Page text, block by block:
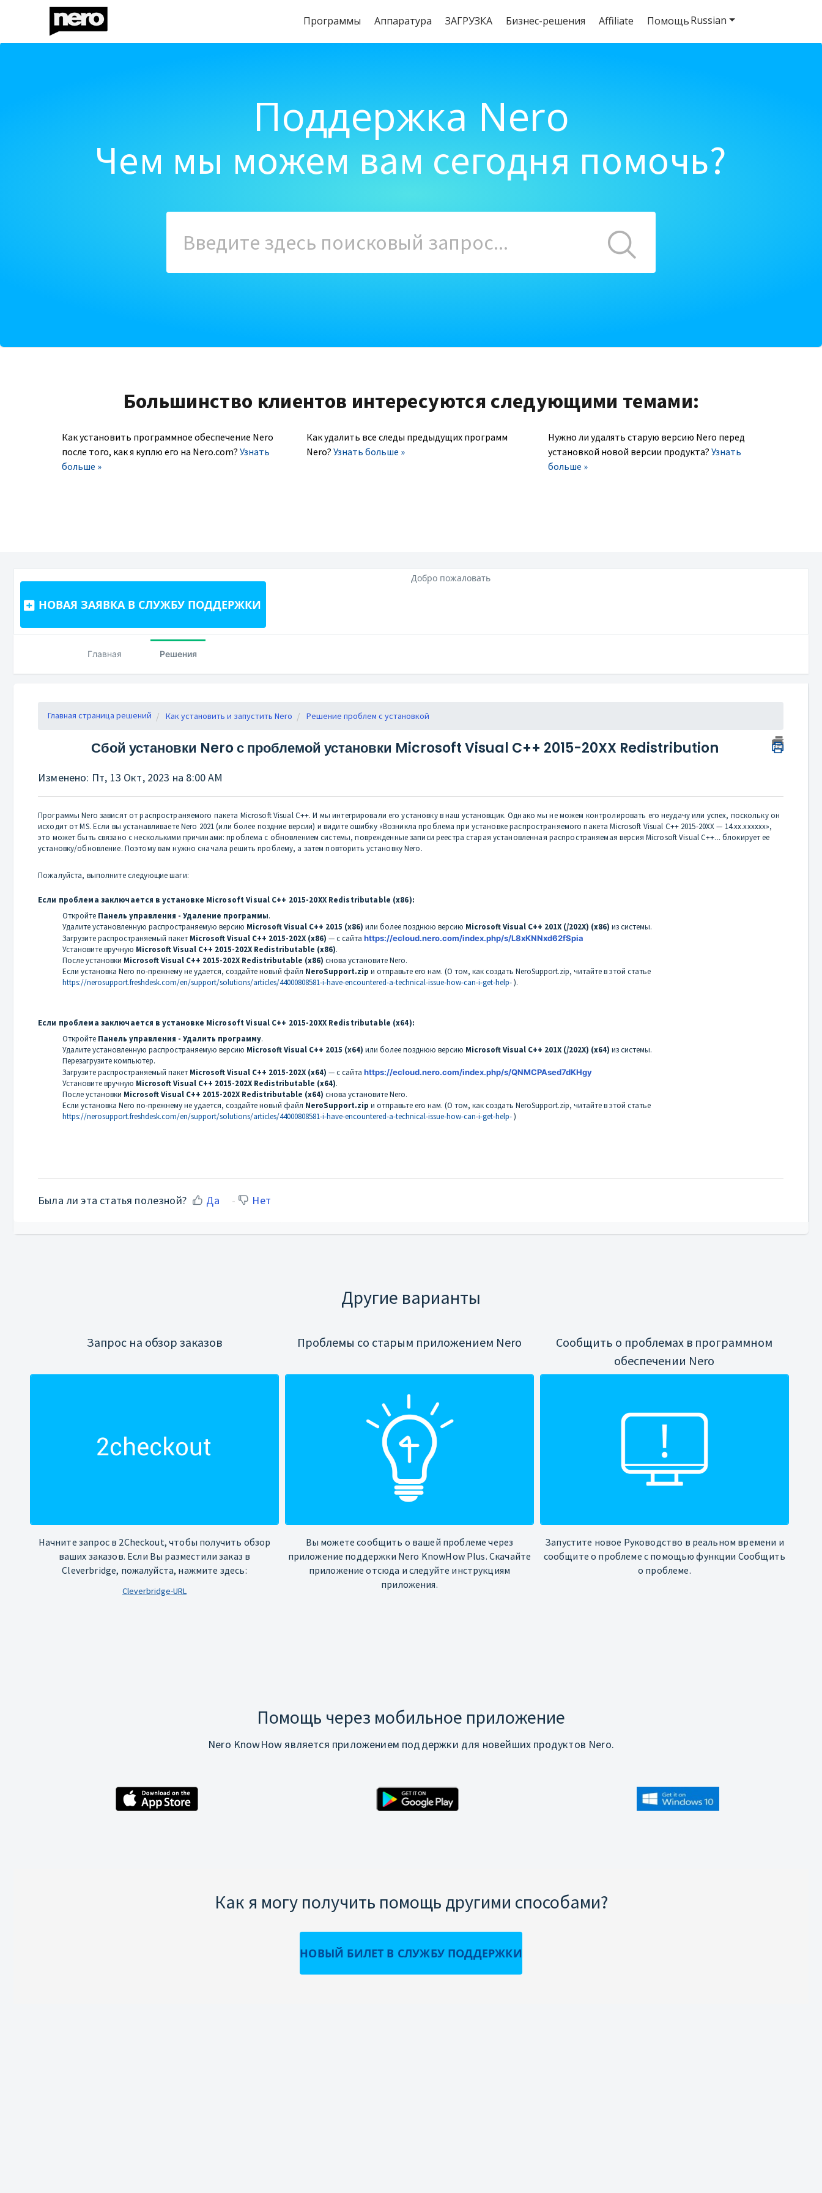
Программы Aппаратура ЗАГРУЗКА Бизнес-решения Affiliate Помощь
Поддержка Nero
Чем мы можем вам сегодня помочь?
Большинство клиентов интересуются следующими темами:
Как установить программное обеспечение Nero
после того, как я куплю его на Nero.com? Узнать
больше »
Как удалить все следы предыдущих программ
Nero? Узнать больше »
Нужно ли удалять старую версию Nero перед
установкой новой версии продукта? Узнать
больше »
НОВАЯ ЗАЯВКА В СЛУЖБУ ПОДДЕРЖКИ
Russian
Добро пожаловать
Главная Решения
Главная страница решений Как установить и запустить Nero Решение проблем с установкой
Сбой установки Nero с проблемой установки Microsoft Visual C++ 2015-20XX Redistribution
Изменено: Пт, 13 Окт, 2023 на 8:00 AM
Программы Nero зависят от распространяемого пакета Microsoft Visual C++. И мы интегрировали его установку в наш установщик. Однако мы не можем контролировать его неудачу или успех, поскольку он
исходит от MS. Если вы устанавливаете Nero 2021 (или более поздние версии) и видите ошибку «Возникла проблема при установке распространяемого пакета Microsoft Visual C++ 2015-20XX — 14.xx.xxxxxx»,
это может быть связано с несколькими причинами: проблема с обновлением системы, поврежденные записи реестра старая установленная распространяемая версия Microsoft Visual C++... блокирует ее
установку/обновление. Поэтому вам нужно сначала решить проблему, а затем повторить установку Nero.
Пожалуйста, выполните следующие шаги:
Если проблема заключается в установке Microsoft Visual C++ 2015-20XX Redistributable (x86):
Откройте Панель управления - Удаление программы.
Удалите установленную распространяемую версию Microsoft Visual C++ 2015 (x86) или более позднюю версию Microsoft Visual C++ 201X (/202X) (x86) из системы.
Загрузите распространяемый пакет Microsoft Visual C++ 2015-202X (x86) — с сайта https://ecloud.nero.com/index.php/s/L8xKNNxd62fSpia
Установите вручную Microsoft Visual C++ 2015-202X Redistributable (x86).
После установки Microsoft Visual C++ 2015-202X Redistributable (x86) снова установите Nero.
Если установка Nero по-прежнему не удается, создайте новый файл NeroSupport.zip и отправьте его нам. (О том, как создать NeroSupport.zip, читайте в этой статье
https://nerosupport.freshdesk.com/en/support/solutions/articles/44000808581-i-have-encountered-a-technical-issue-how-can-i-get-help-).
Если проблема заключается в установке Microsoft Visual C++ 2015-20XX Redistributable (x64):
Откройте Панель управления - Удалить программу.
Удалите установленную распространяемую версию Microsoft Visual C++ 2015 (x64) или более позднюю версию Microsoft Visual C++ 201X (/202X) (x64) из системы.
Перезагрузите компьютер.
Загрузите распространяемый пакет Microsoft Visual C++ 2015-202X (x64) — с сайта https://ecloud.nero.com/index.php/s/QNMCPAsed7dKHgy
Установите вручную Microsoft Visual C++ 2015-202X Redistributable (x64).
После установки Microsoft Visual C++ 2015-202X Redistributable (x64) снова установите Nero.
Если установка Nero по-прежнему не удается, создайте новый файл NeroSupport.zip и отправьте его нам. (О том, как создать NeroSupport.zip, читайте в этой статье
https://nerosupport.freshdesk.com/en/support/solutions/articles/44000808581-i-have-encountered-a-technical-issue-how-can-i-get-help-)
Была ли эта статья полезной? Да Нет
Другие варианты
Запрос на обзор заказов
Начните запрос в 2Checkout, чтобы получить обзор
ваших заказов. Если Вы разместили заказ в
Cleverbridge, пожалуйста, нажмите здесь:
Cleverbridge-URL
Проблемы со старым приложением Nero
Вы можете сообщить о вашей проблеме через
приложение поддержки Nero KnowHow Plus. Скачайте
приложение отсюда и следуйте инструкциям
приложения.
Сообщить о проблемах в программном
обеспечении Nero
Запустите новое Руководство в реальном времени и
сообщите о проблеме с помощью функции Сообщить
о проблеме.
Помощь через мобильное приложение
Nero KnowHow является приложением поддержки для новейших продуктов Nero.
Как я могу получить помощь другими способами?
НОВЫЙ БИЛЕТ В СЛУЖБУ ПОДДЕРЖКИ